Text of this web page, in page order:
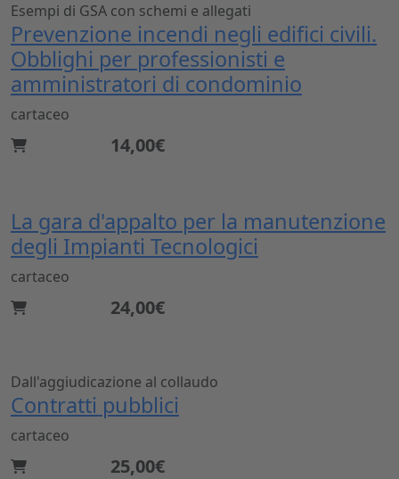
Esempi di GSA con schemi e allegati
Prevenzione incendi negli edifici civili.
Obblighi per professionisti e
amministratori di condominio
cartaceo
14,00€
La gara d'appalto per la manutenzione
degli Impianti Tecnologici
cartaceo
24,00€
Dall'aggiudicazione al collaudo
Contratti pubblici
cartaceo
25,00€